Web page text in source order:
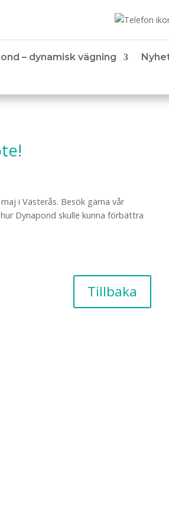
– dynamisk vägning
i Västerås. Besök gärna vår
Dynapond skulle kunna förbättra
Tillbaka